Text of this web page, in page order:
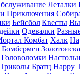
Леталки
Приключения
Бейсбол Квесты
Одевалки
Комбат Халк
Бомбермен
Головоломки
Братц Happy